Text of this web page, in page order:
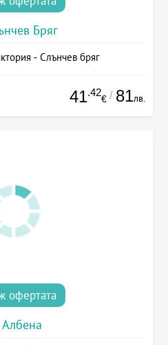
Бряг
- Слънчев бряг
41.42
€ / 81лв.
офертата
Албена